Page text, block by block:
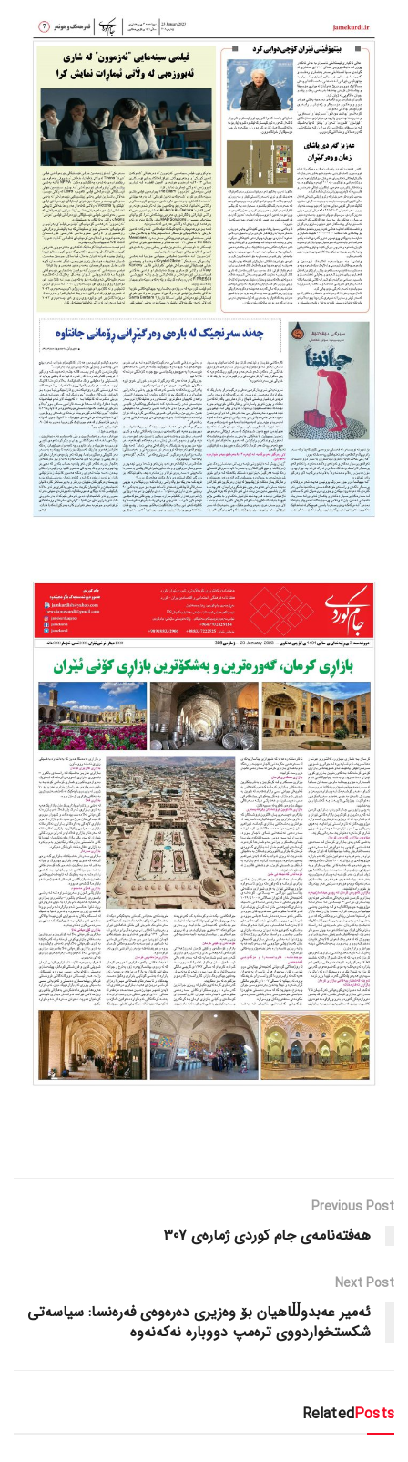
Previous Post
هەفتەنامەی جام کوردی ژمارەی 307
Next Post
ئەمیر عەبدوڵڵاهیان بۆ وەزیری دەرەوەی فەرەنسا: سیاسەتی
شکستخواردووی ترەمپ دووبارە نەکەنەوە
RelatedPosts
گۆڤاره‌کان